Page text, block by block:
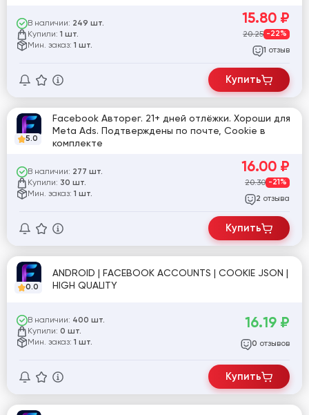
В наличии: 249 шт.
Купили: 1 шт.
Мин. заказ: 1 шт.
15.80 ₽
20.25 -22%
1 отзыв
Купить
5.0
Facebook Авторег. 21+ дней отлёжки. Хороши для
Meta Ads. Подтверждены по почте, Cookie в
комплекте
В наличии: 277 шт.
Купили: 30 шт.
Мин. заказ: 1 шт.
16.00 ₽
20.30 -21%
2 отзыва
Купить
0.0
ANDROID | FACEBOOK ACCOUNTS | COOKIE JSON |
HIGH QUALITY
В наличии: 400 шт.
Купили: 0 шт.
Мин. заказ: 1 шт.
16.19 ₽
0 отзывов
Купить